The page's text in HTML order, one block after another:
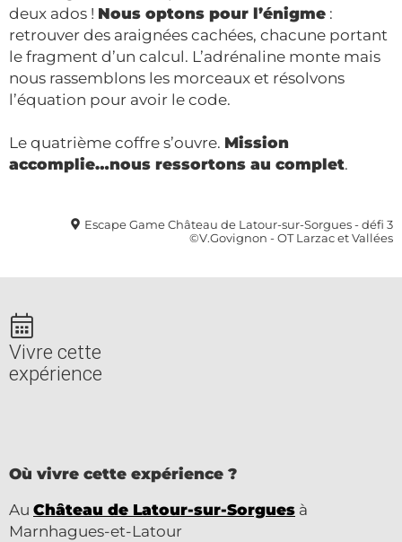
deux ados ! Nous optons pour l’énigme :
retrouver des araignées cachées, chacune portant
le fragment d’un calcul. L’adrénaline monte mais
nous rassemblons les morceaux et résolvons
l’équation pour avoir le code.
Le quatrième coffre s’ouvre. Mission
accomplie…nous ressortons au complet.
Escape Game Château de Latour-sur-Sorgues - défi 3
©V.Govignon - OT Larzac et Vallées
Vivre cette
expérience
Où vivre cette expérience ?
Au Château de Latour-sur-Sorgues à
Marnhagues-et-Latour